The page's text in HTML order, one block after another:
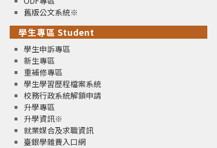
舊版公文系統※
學生專區 Student
學生申訴專區
新生專區
重補修專區
學生學習歷程檔案系統
校務行政系統解鎖申請
升學專區
升學資訊※
就業媒合及求職資訊
臺銀學雜費入口網